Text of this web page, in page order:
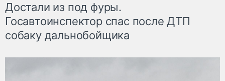
Достали из под фуры.
Госавтоинспектор спас после ДТП
собаку дальнобойщика